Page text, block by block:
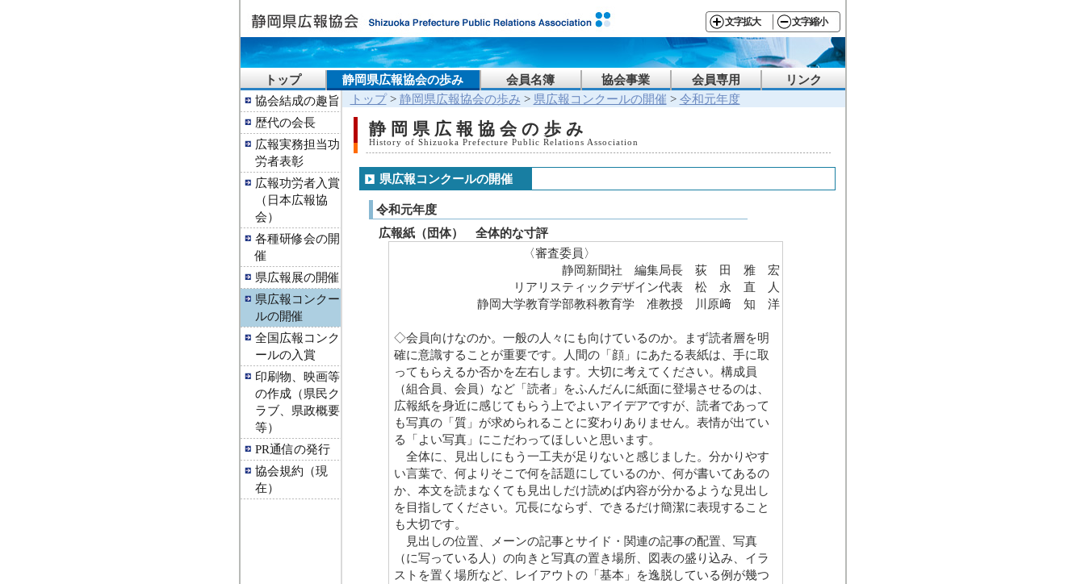
文字拡大 文字縮小
トップ 静岡県広報協会の歩み 会員名簿 協会事業 会員専用
リンク
協会結成の趣旨
歴代の会長
広報実務担当功
労者表彰
広報功労者入賞
（日本広報協
会）
各種研修会の開
催
県広報展の開催
県広報コンクー
ルの開催
全国広報コンク
ールの入賞
印刷物、映画等
の作成（県民ク
ラブ、県政概要
等）
PR通信の発行
協会規約（現
在）
トップ> 静岡県広報協会の歩み > 県広報コンクールの開催 > 令和元年度
静岡県広報協会の歩み
History of Shizuoka Prefecture Public Relations Association
県広報コンクールの開催
令和元年度
広報紙（団体） 全体的な寸評
〈審査委員〉
静岡新聞社 編集局長 荻 田 雅 宏
リアリスティックデザイン代表 松 永 直 人
静岡大学教育学部教科教育学 准教授 川原﨑 知 洋
◇会員向けなのか。一般の人々にも向けているのか。まず読者層を明
確に意識することが重要です。人間の「顔」にあたる表紙は、手に取
ってもらえるか否かを左右します。大切に考えてください。構成員
（組合員、会員）など「読者」をふんだんに紙面に登場させるのは、
広報紙を身近に感じてもらう上でよいアイデアですが、読者であって
も写真の「質」が求められることに変わりありません。表情が出てい
る「よい写真」にこだわってほしいと思います。
全体に、見出しにもう一工夫が足りないと感じました。分かりやす
い言葉で、何よりそこで何を話題にしているのか、何が書いてあるの
か、本文を読まなくても見出しだけ読めば内容が分かるような見出し
を目指してください。冗長にならず、できるだけ簡潔に表現すること
も大切です。
見出しの位置、メーンの記事とサイド・関連の記事の配置、写真
（に写っている人）の向きと写真の置き場所、図表の盛り込み、イラ
ストを置く場所など、レイアウトの「基本」を逸脱している例が幾つ